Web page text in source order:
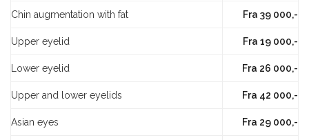
Chin augmentation with fat Fra 39 000,-
Upper eyelid Fra 19 000,-
Lower eyelid Fra 26 000,-
Upper and lower eyelids Fra 42 000,-
Asian eyes Fra 29 000,-